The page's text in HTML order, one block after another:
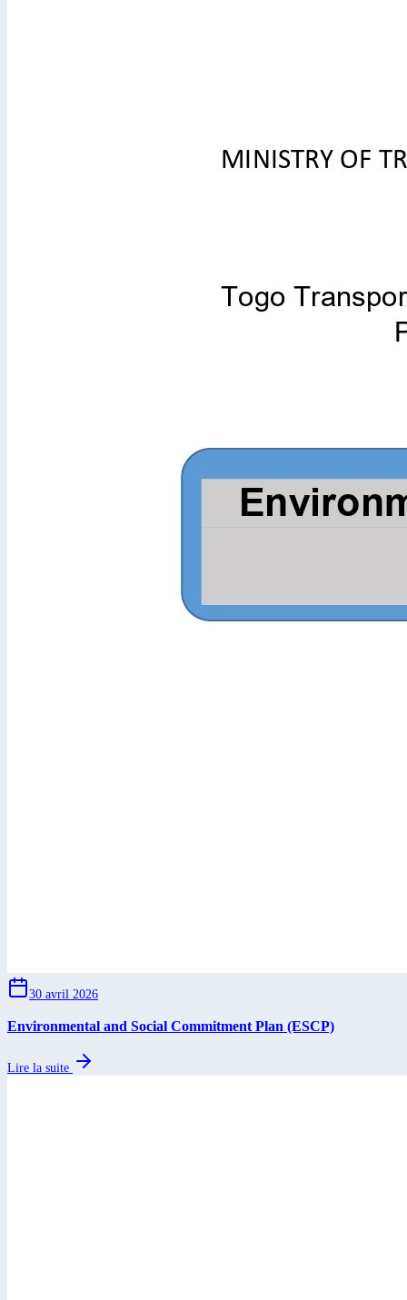
30 avril 2026
Environmental and Social Commitment Plan (ESCP)
Lire la suite